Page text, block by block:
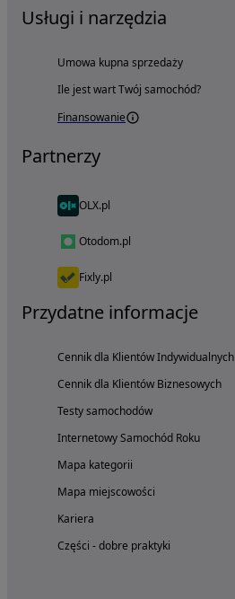
Usługi i narzędzia
Umowa kupna sprzedaży
Ile jest wart Twój samochód?
Finansowanie
Partnerzy
OLX.pl
Otodom.pl
Fixly.pl
Przydatne informacje
Cennik dla Klientów Indywidualnych
Cennik dla Klientów Biznesowych
Testy samochodów
Internetowy Samochód Roku
Mapa kategorii
Mapa miejscowości
Kariera
Części - dobre praktyki